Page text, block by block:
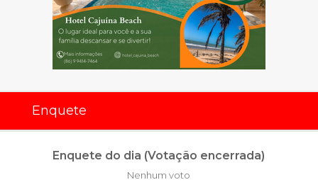
Enquete
Enquete do dia (Votação encerrada)
Nenhum voto